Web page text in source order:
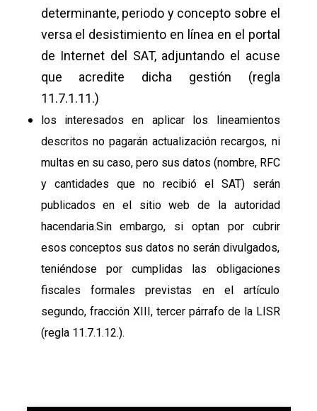
determinante, periodo y concepto sobre el
versa el desistimiento en línea en el portal
de Internet del SAT, adjuntando el acuse
que acredite dicha gestión (regla
11.7.1.11.)
los interesados en aplicar los lineamientos
descritos no pagarán actualización recargos, ni
multas en su caso, pero sus datos (nombre, RFC
y cantidades que no recibió el SAT) serán
publicados en el sitio web de la autoridad
hacendaria.Sin embargo, si optan por cubrir
esos conceptos sus datos no serán divulgados,
teniéndose por cumplidas las obligaciones
fiscales formales previstas en el artículo
segundo, fracción XIII, tercer párrafo de la LISR
(regla 11.7.1.12.).